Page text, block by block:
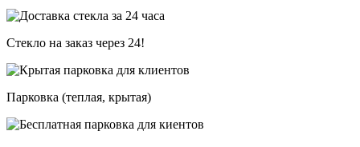
Стекло на заказ через 24!
Парковка (теплая, крытая)